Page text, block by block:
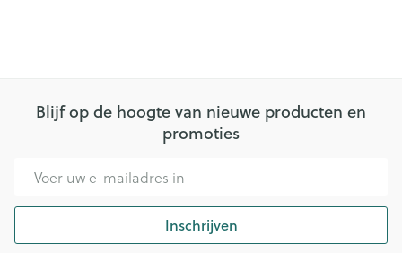
Blijf op de hoogte van nieuwe producten en
promoties
Inschrijven